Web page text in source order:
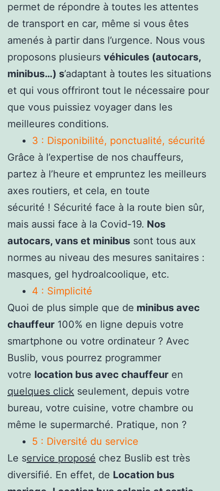
permet de répondre à toutes les attentes
de transport en car, même si vous êtes
amenés à partir dans l’urgence. Nous vous
proposons plusieurs véhicules (autocars,
minibus…) s’adaptant à toutes les situations
et qui vous offriront tout le nécessaire pour
que vous puissiez voyager dans les
meilleures conditions.
3 : Disponibilité, ponctualité, sécurité
Grâce à l’expertise de nos chauffeurs,
partez à l’heure et empruntez les meilleurs
axes routiers, et cela, en toute
sécurité ! Sécurité face à la route bien sûr,
mais aussi face à la Covid-19. Nos
autocars, vans et minibus sont tous aux
normes au niveau des mesures sanitaires :
masques, gel hydroalcoolique, etc.
4 : Simplicité
Quoi de plus simple que de minibus avec
chauffeur 100% en ligne depuis votre
smartphone ou votre ordinateur ? Avec
Buslib, vous pourrez programmer
votre location bus avec chauffeur en
quelques click seulement, depuis votre
bureau, votre cuisine, votre chambre ou
même le supermarché. Pratique, non ?
5 : Diversité du service
Le service proposé chez Buslib est très
diversifié. En effet, de Location bus